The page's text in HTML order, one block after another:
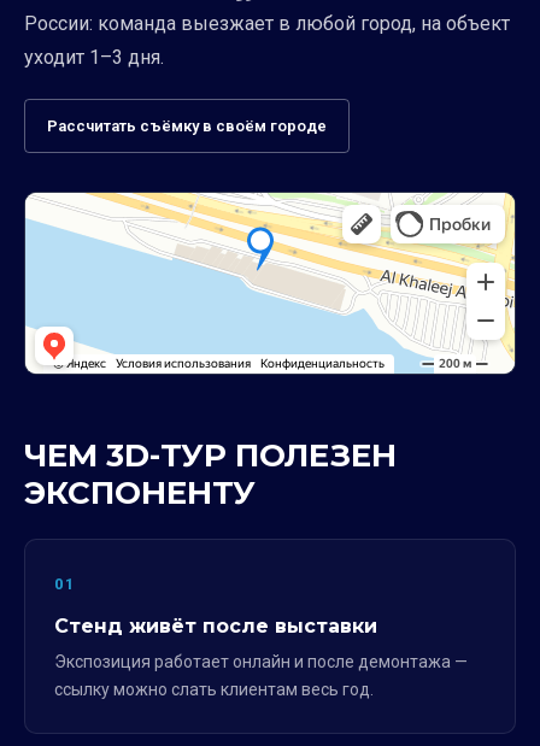
России: команда выезжает в любой город, на объект
уходит 1–3 дня.
Рассчитать съёмку в своём городе
ЧЕМ 3D-ТУР ПОЛЕЗЕН
ЭКСПОНЕНТУ
01
Стенд живёт после выставки
Экспозиция работает онлайн и после демонтажа —
ссылку можно слать клиентам весь год.